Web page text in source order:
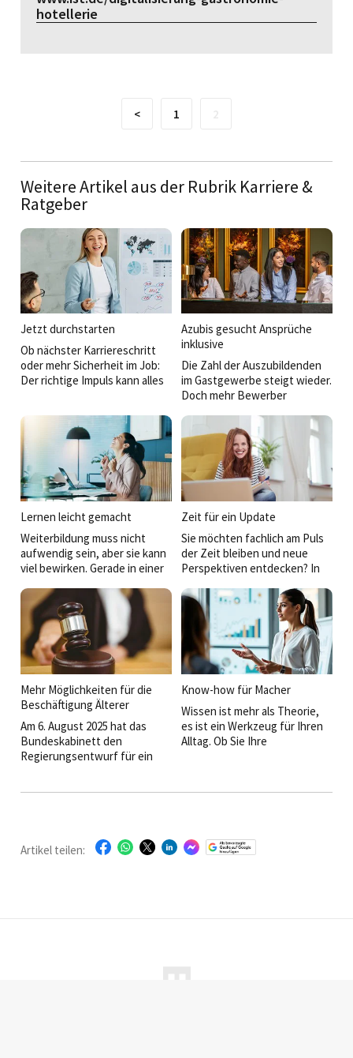
hotellerie
< 1
Weitere Artikel aus der Rubrik Karriere &
Ratgeber
Jetzt durchstarten
Ob nächster Karriereschritt
oder mehr Sicherheit im Job:
Der richtige Impuls kann alles
auf die Überholspur.
Azubis gesucht Ansprüche
inklusive
Die Zahl der Auszubildenden
im Gastgewerbe steigt wieder.
Doch mehr Bewerber
automatisch weniger
Herausforderungen. Junge
Menschen wählen heute
bewusster, vergleichen
Arbeitgeber genauer und
erwarten weit mehr als einen
sicheren Ausbildungsplatz.
Wer Talente gewinnen will,
muss Haltung zeigen und
seine Versprechen im Alltag
einlösen.
Lernen leicht gemacht
Weiterbildung muss nicht
aufwendig sein, aber sie kann
viel bewirken. Gerade in einer
Hospitality lohnt sich der Blick
über den Tellerrand. Hier
finden Sie aktuelle Seminare,
die sich leicht in den
Berufsalltag integrieren
lassen und dennoch
nachhaltig wirken.
Zeit für ein Update
Sie möchten fachlich am Puls
der Zeit bleiben und neue
Perspektiven entdecken? In
Gastronomie gewinnt, wer
flexibel und lernbereit ist.
Unsere Seminar-Tipps liefern
frisches Wissen, stärken Ihre
Kompetenzen und machen Sie
fit für neue
Herausforderungen.
Mehr Möglichkeiten für die
Beschäftigung Älterer
Am 6. August 2025 hat das
Bundeskabinett den
Regierungsentwurf für ein
Know-how für Macher
Wissen ist mehr als Theorie,
es ist ein Werkzeug für Ihren
Alltag. Ob Sie Ihre
für ambitionierte Gastgeber.
Artikel teilen: